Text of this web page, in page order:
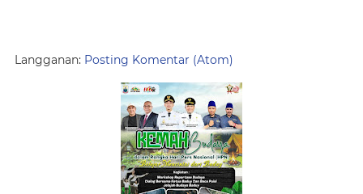
Langganan: Posting Komentar (Atom)